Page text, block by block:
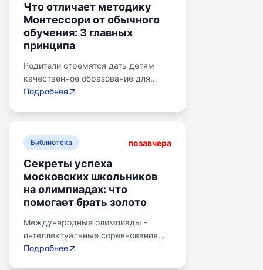
Что отличает методику
Монтессори от обычного
обучения: 3 главных
принципа
Родители стремятся дать детям
качественное образование для
лучшего будущего. Обучение по
школа предлагает уроки на
эксперименты и творческие
погружения для развития детей.
Разные стили обучения подходят
для разных типов учеников:
экспериментаторы, читатели,
практики и визуалы, кинестетики,
аудиалы. Монтессори-метод
Подробнее
Библиотека позавчера
Секреты успеха
московских школьников
на олимпиадах: что
помогает брать золото
Международные олимпиады -
интеллектуальные соревнования
для школьников, представляющих
Подробнее